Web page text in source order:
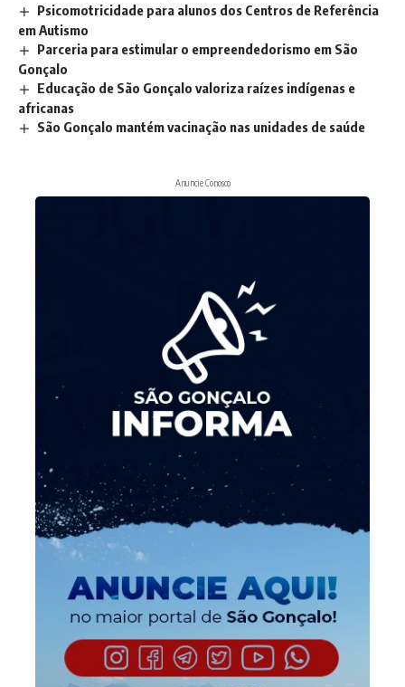
Psicomotricidade para alunos dos Centros de Referência
em Autismo
Parceria para estimular o empreendedorismo em São
Gonçalo
Educação de São Gonçalo valoriza raízes indígenas e
africanas
São Gonçalo mantém vacinação nas unidades de saúde
Anuncie Conosco